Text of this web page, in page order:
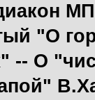
"О
-- О